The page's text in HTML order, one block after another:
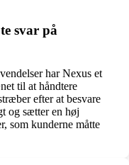
svar på
har Nexus et
til at håndtere
efter at besvare
og sætter en høj
som kunderne måtte